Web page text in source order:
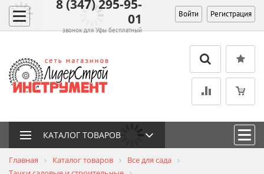
8 (347) 295-95-
01
звонок для Уфы бесплатный
Войти Регистрация
КАТАЛОГ ТОВАРОВ
Главная Каталог товаров
Все для сада